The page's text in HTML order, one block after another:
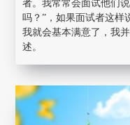
者。我常常会面试他们
吗？”，如果面试者这样
我就会基本满意了，我
述。